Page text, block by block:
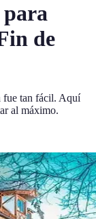
para
de
fue tan fácil. Aquí
al máximo.